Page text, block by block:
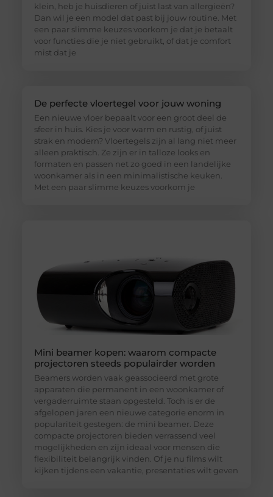
klein, heb je huisdieren of juist last van allergieën?
Dan wil je een model dat past bij jouw routine. Met
een paar slimme keuzes voorkom je dat je betaalt
voor functies die je niet gebruikt, of dat je comfort
mist dat je
De perfecte vloertegel voor jouw woning
Een nieuwe vloer bepaalt voor een groot deel de
sfeer in huis. Kies je voor warm en rustig, of juist
strak en modern? Vloertegels zijn al lang niet meer
alleen praktisch. Ze zijn er in talloze looks en
formaten en passen net zo goed in een landelijke
woonkamer als in een minimalistische keuken.
Met een paar slimme keuzes voorkom je
Mini beamer kopen: waarom compacte
projectoren steeds populairder worden
Beamers worden vaak geassocieerd met grote
apparaten die permanent in een woonkamer of
vergaderruimte staan opgesteld. Toch is er de
afgelopen jaren een nieuwe categorie enorm in
populariteit gestegen: de mini beamer. Deze
compacte projectoren bieden verrassend veel
mogelijkheden en zijn ideaal voor mensen die
flexibiliteit belangrijk vinden. Of je nu films wilt
kijken tijdens een vakantie, presentaties wilt geven